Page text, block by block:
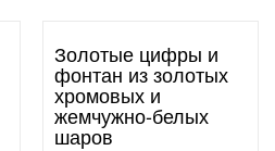
Золотые цифры и
фонтан из золотых
хромовых и
жемчужно-белых
шаров